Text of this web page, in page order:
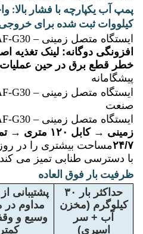
کیلووات ثبت شده برای
ایستگاه متصل زمینی – AF-G30
افزونگی دوگانه: لینک تغذیه
خطر قطع برق در حین
پیشگامانه
ایستگاه متصل زمینی – AF-G30
صنعت
ایستگاه متصل زمینی – AF-G30
زمینی → کابل
۲۴/۷مساحت بیشتری را در
با دسترسی طنابی تمیز می کند
ظرفیت بار فوق العاده
حداکثر بار ۳۰
کیلوگرم (مخزن
آب + سر
اسپری)
پشتیبانی
مداوم در
وسیع و
کمتر